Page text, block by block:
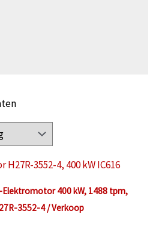
400 kW, 1488 tpm,
3552-4 / Verkoop